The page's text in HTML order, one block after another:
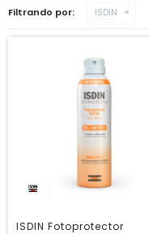
Filtrando por: ISDIN
ISDIN Fotoprotector